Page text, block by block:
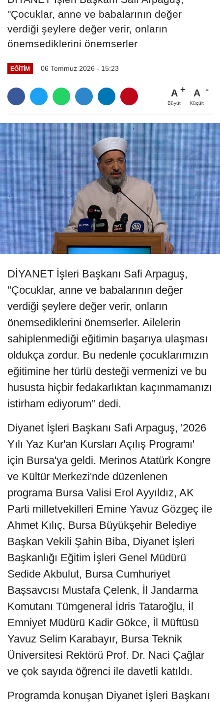
"Çocuklar, anne ve babalarının değer
verdiği şeylere değer verir, onların
önemsediklerini önemserler
EĞITIM 06 Temmuz 2026 - 15:23
A
Büyüt
A
Küçült
DİYANET İşleri Başkanı Safi Arpaguş,
"Çocuklar, anne ve babalarının değer
verdiği şeylere değer verir, onların
önemsediklerini önemserler. Ailelerin
sahiplenmediği eğitimin başarıya ulaşması
oldukça zordur. Bu nedenle çocuklarımızın
eğitimine her türlü desteği vermenizi ve bu
hususta hiçbir fedakarlıktan kaçınmamanızı
istirham ediyorum" dedi.
Diyanet İşleri Başkanı Safi Arpaguş, '2026
Yılı Yaz Kur'an Kursları Açılış Programı'
için Bursa'ya geldi. Merinos Atatürk Kongre
ve Kültür Merkezi'nde düzenlenen
programa Bursa Valisi Erol Ayyıldız, AK
Parti milletvekilleri Emine Yavuz Gözgeç ile
Ahmet Kılıç, Bursa Büyükşehir Belediye
Başkan Vekili Şahin Biba, Diyanet İşleri
Başkanlığı Eğitim İşleri Genel Müdürü
Sedide Akbulut, Bursa Cumhuriyet
Başsavcısı Mustafa Çelenk, İl Jandarma
Komutanı Tümgeneral İdris Tataroğlu, İl
Emniyet Müdürü Kadir Gökce, İl Müftüsü
Yavuz Selim Karabayır, Bursa Teknik
Üniversitesi Rektörü Prof. Dr. Naci Çağlar
ve çok sayıda öğrenci ile davetli katıldı.
Programda konuşan Diyanet İşleri Başkanı